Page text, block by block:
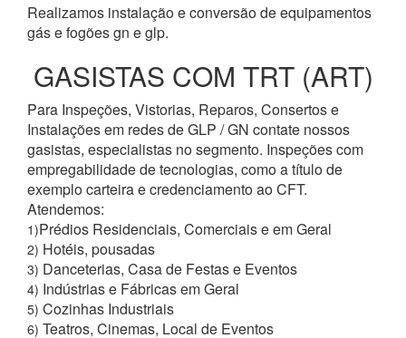
Realizamos instalação e conversão de equipamentos
gás e fogões gn e glp.
GASISTAS COM TRT (ART)
Para Inspeções, Vistorias, Reparos, Consertos e
Instalações em redes de GLP / GN contate nossos
gasistas, especialistas no segmento. Inspeções com
empregabilidade de tecnologias, como a título de
exemplo carteira e credenciamento ao CFT.
Atendemos:
1)Prédios Residenciais, Comerciais e em Geral
2) Hotéis, pousadas
3) Danceterias, Casa de Festas e Eventos
4) Indústrias e Fábricas em Geral
5) Cozinhas Industriais
6) Teatros, Cinemas, Local de Eventos